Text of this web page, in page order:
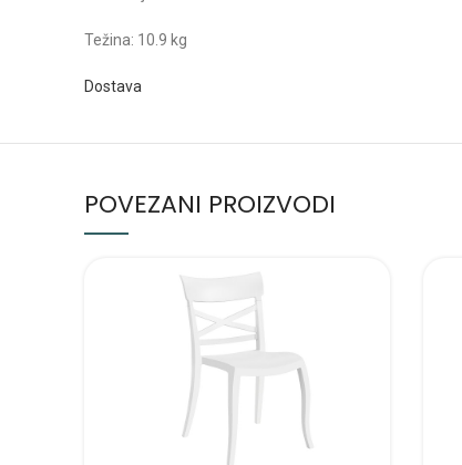
Težina: 10.9 kg
Dostava
POVEZANI PROIZVODI